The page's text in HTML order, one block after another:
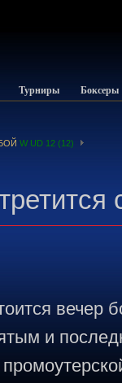
Турниры Боксеры
W UD 12 (12)
вечер
и